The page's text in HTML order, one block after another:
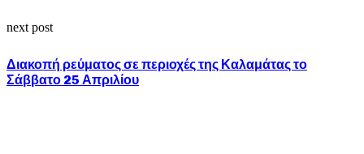
next post
Διακοπή ρεύματος σε περιοχές της Καλαμάτας το
Σάββατο 25 Απριλίου